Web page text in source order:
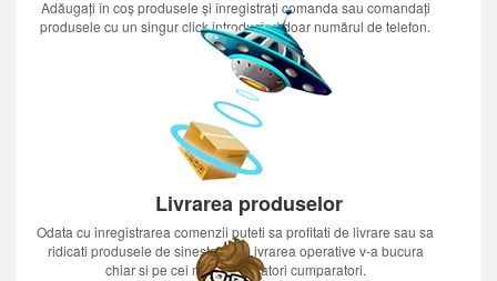
Adăugați în coș produsele și înregistrați comanda sau comandați
produsele cu un singur click introducînd doar numărul de telefon.
Livrarea produselor
Odata cu inregistrarea comenzii puteti sa profitati de livrare sau sa
ridicati produsele de sinestatator.Livrarea operative v-a bucura
chiar si pe cei mai nerabdatori cumparatori.